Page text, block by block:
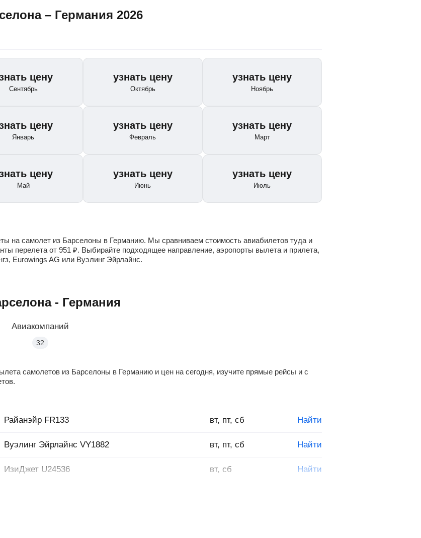
– Германия 2026
цену
Сентябрь
узнать цену
Октябрь
узнать цену
Ноябрь
цену
Январь
узнать цену
Февраль
узнать цену
Март
цену
Май
узнать цену
Июнь
узнать цену
Июль
на самолет из Барселоны в Германию. Мы сравниваем стоимость авиабилетов туда и
перелета от 951 ₽. Выбирайте подходящее направление, аэропорты вылета и прилета,
Eurowings AG или Вуэлинг Эйрлайнс.
- Германия
Авиакомпаний
32
самолетов из Барселоны в Германию и цен на сегодня, изучите прямые рейсы и с
Райанэйр FR133 вт, пт, сб Найти
Вуэлинг Эйрлайнс VY1882 вт, пт, сб Найти
ИзиДжет U24536 вт, сб Найти